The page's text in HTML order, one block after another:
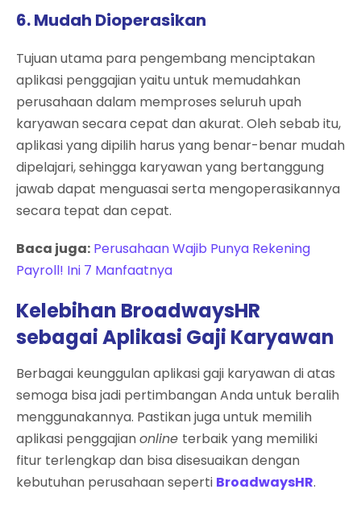
6. Mudah Dioperasikan
Tujuan utama para pengembang menciptakan
aplikasi penggajian yaitu untuk memudahkan
perusahaan dalam memproses seluruh upah
karyawan secara cepat dan akurat. Oleh sebab itu,
aplikasi yang dipilih harus yang benar-benar mudah
dipelajari, sehingga karyawan yang bertanggung
jawab dapat menguasai serta mengoperasikannya
secara tepat dan cepat.
Baca juga: Perusahaan Wajib Punya Rekening
Payroll! Ini 7 Manfaatnya
Kelebihan BroadwaysHR
sebagai Aplikasi Gaji Karyawan
Berbagai keunggulan aplikasi gaji karyawan di atas
semoga bisa jadi pertimbangan Anda untuk beralih
menggunakannya. Pastikan juga untuk memilih
aplikasi penggajianonline terbaik yang memiliki
fitur terlengkap dan bisa disesuaikan dengan
kebutuhan perusahaan seperti BroadwaysHR.